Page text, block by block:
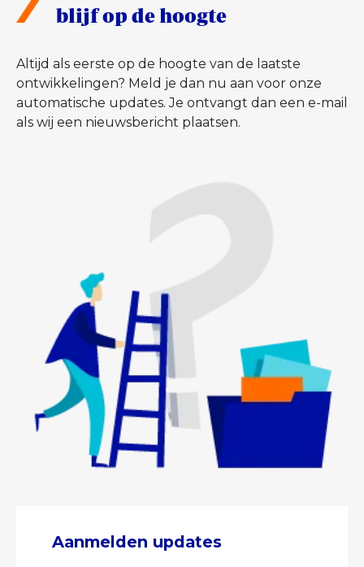
blijf op de hoogte
Altijd als eerste op de hoogte van de laatste
ontwikkelingen? Meld je dan nu aan voor onze
automatische updates. Je ontvangt dan een e-mail
als wij een nieuwsbericht plaatsen.
Aanmelden updates